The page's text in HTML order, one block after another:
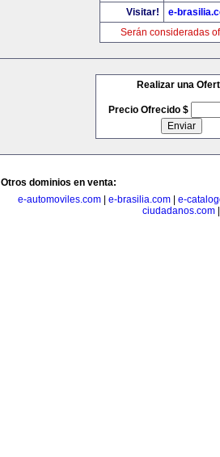
Visitar!
e-
Serán consideradas
Realizar una
Precio Ofrecido $
Otros dominios en venta:
e-automoviles.com
e-brasilia.com e-
ciudadanos.com